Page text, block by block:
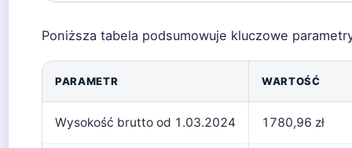
Poniższa tabela podsumowuje kluczowe
PARAMETR WARTOŚĆ
Wysokość brutto od 1.03.2024 1780,96 zł